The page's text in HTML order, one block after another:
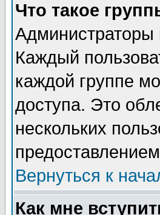
Что такое
Администраторы
Каждый
каждой группе
доступа. Это
нескольких
Вернуться к
Как мне